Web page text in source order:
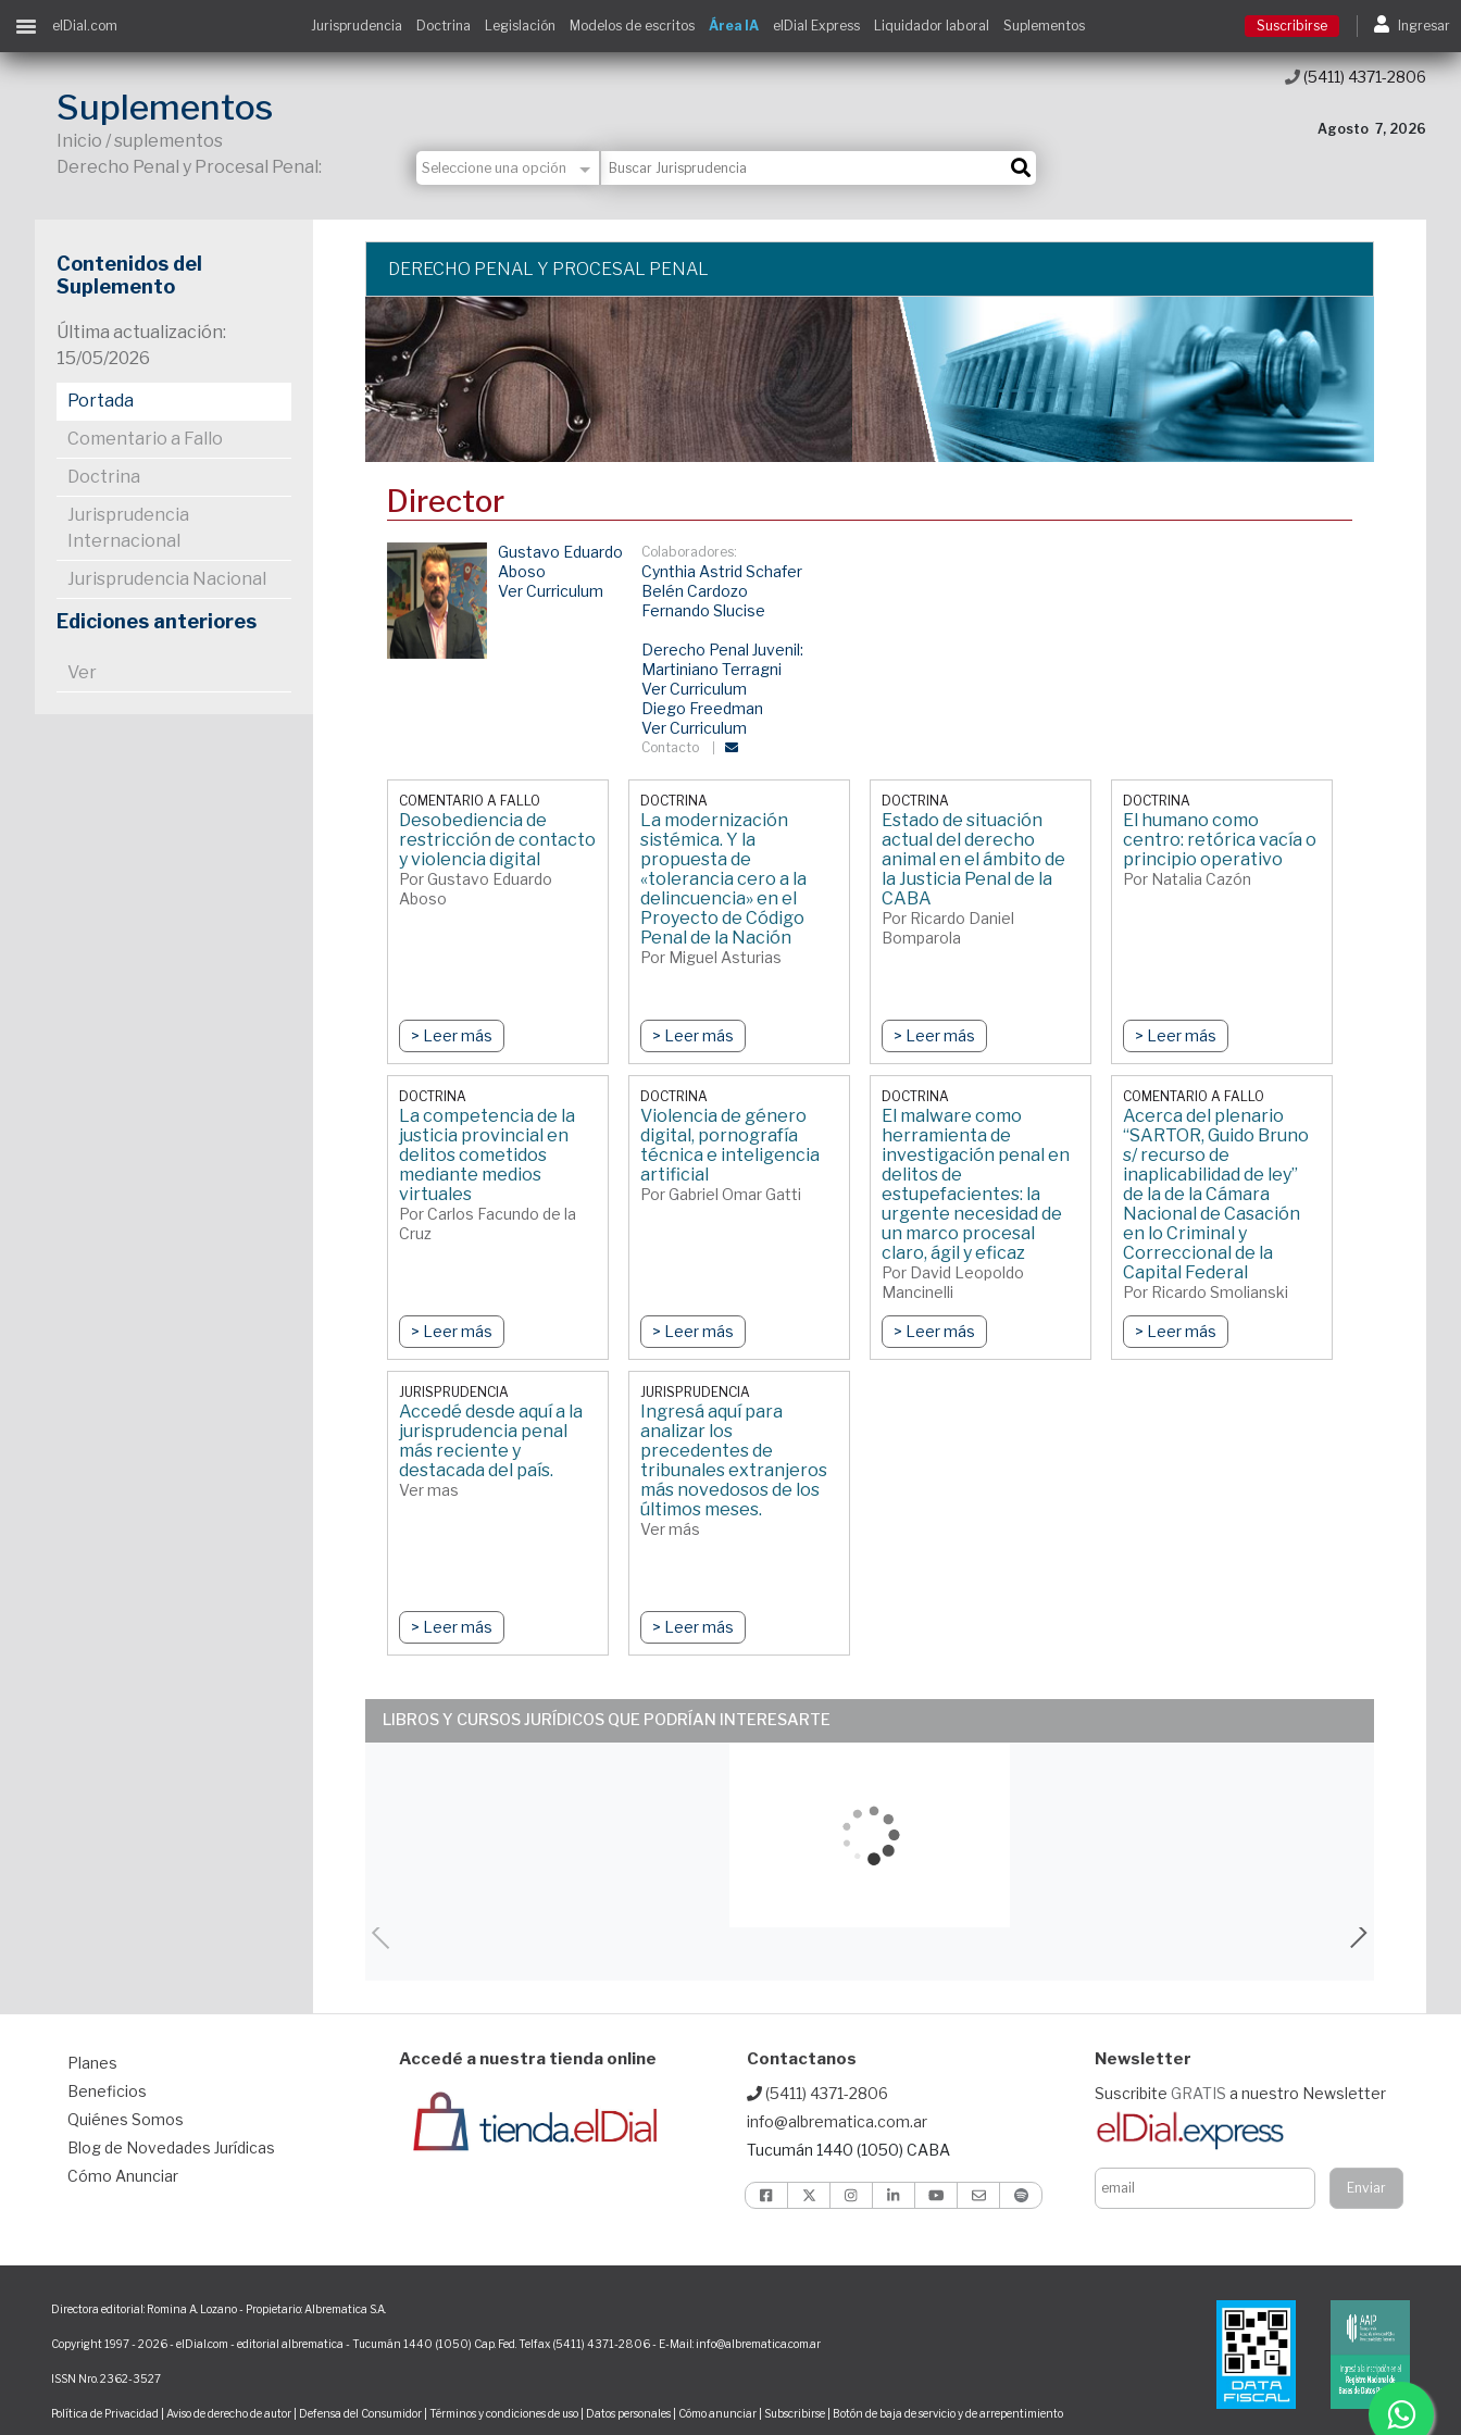
Suscribirse
Contacto
elDial.com Jurisprudencia Doctrina Legislación Modelos de escritos Área IA elDial Express Liquidador laboral Suplementos Suscribirse Ingresar
Suplementos
Inicio / suplementos
Derecho Penal y Procesal Penal:
Agosto 7, 2026
(5411) 4371-2806
Contenidos del
Suplemento
Última actualización:
15/05/2026
Portada
Comentario a Fallo
Doctrina
Jurisprudencia
Internacional
Jurisprudencia Nacional
Ediciones anteriores
Ver
DERECHO PENAL Y PROCESAL PENAL
Director
Gustavo Eduardo
Aboso
Ver Curriculum
Colaboradores:
Cynthia Astrid Schafer
Belén Cardozo
Fernando Slucise
Derecho Penal Juvenil:
Martiniano Terragni
Ver Curriculum
Diego Freedman
Ver Curriculum
Contacto
COMENTARIO A FALLO
Desobediencia de
restricción de contacto
y violencia digital
Por Gustavo Eduardo
Aboso
> Leer más
DOCTRINA
La modernización
sistémica. Y la
propuesta de
«tolerancia cero a la
delincuencia» en el
Proyecto de Código
Penal de la Nación
Por Miguel Asturias
> Leer más
DOCTRINA
Estado de situación
actual del derecho
animal en el ámbito de
la Justicia Penal de la
CABA
Por Ricardo Daniel
Bomparola
> Leer más
DOCTRINA
El humano como
centro: retórica vacía o
principio operativo
Por Natalia Cazón
> Leer más
DOCTRINA
La competencia de la
justicia provincial en
delitos cometidos
mediante medios
virtuales
Por Carlos Facundo de la
Cruz
> Leer más
DOCTRINA
Violencia de género
digital, pornografía
técnica e inteligencia
artificial
Por Gabriel Omar Gatti
> Leer más
DOCTRINA
El malware como
herramienta de
investigación penal en
delitos de
estupefacientes: la
urgente necesidad de
un marco procesal
claro, ágil y eficaz
Por David Leopoldo
Mancinelli
> Leer más
COMENTARIO A FALLO
Acerca del plenario
“SARTOR, Guido Bruno
s/ recurso de
inaplicabilidad de ley”
de la de la Cámara
Nacional de Casación
en lo Criminal y
Correccional de la
Capital Federal
Por Ricardo Smolianski
> Leer más
JURISPRUDENCIA
Accedé desde aquí a la
jurisprudencia penal
más reciente y
destacada del país.
Ver mas
> Leer más
JURISPRUDENCIA
Ingresá aquí para
analizar los
precedentes de
tribunales extranjeros
más novedosos de los
últimos meses.
Ver más
> Leer más
LIBROS Y CURSOS JURÍDICOS QUE PODRÍAN INTERESARTE
Planes
Beneficios
Quiénes Somos
Blog de Novedades Jurídicas
Cómo Anunciar
Accedé a nuestra tienda online Contactanos
(5411) 4371-2806
info@albrematica.com.ar
Tucumán 1440 (1050) CABA
Newsletter
Suscribite GRATIS a nuestro Newsletter
Directora editorial: Romina A. Lozano - Propietario: Albrematica S.A.
Copyright 1997 - 2026 - elDial.com - editorial albrematica - Tucumán 1440 (1050) Cap. Fed. Telfax (5411) 4371-2806 - E-Mail: info@albrematica.com.ar
ISSN Nro. 2362-3527
Política de Privacidad Aviso de derecho de autor Defensa del Consumidor Términos y condiciones de uso Datos personales Cómo anunciar Subscribirse Botón de baja de servicio y de arrepentimiento